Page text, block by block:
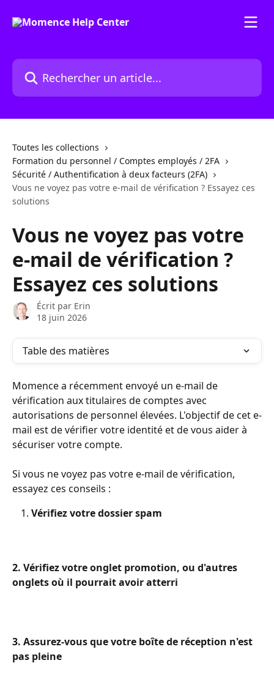
Rechercher un article...
Toutes les collections
Formation du personnel / Comptes employés / 2FA
Sécurité / Authentification à deux facteurs (2FA)
Vous ne voyez pas votre e-mail de vérification ? Essayez ces
solutions
Vous ne voyez pas votre
e-mail de vérification ?
Essayez ces solutions
Écrit par Erin
18 juin 2026
Table des matières
Momence a récemment envoyé un e-mail de
vérification aux titulaires de comptes avec
autorisations de personnel élevées. L'objectif de cet e-
mail est de vérifier votre identité et de vous aider à
sécuriser votre compte.
Si vous ne voyez pas votre e-mail de vérification,
essayez ces conseils :
Vérifiez votre dossier spam
2. Vérifiez votre onglet promotion, ou d'autres
onglets où il pourrait avoir atterri
3. Assurez-vous que votre boîte de réception n'est
pas pleine